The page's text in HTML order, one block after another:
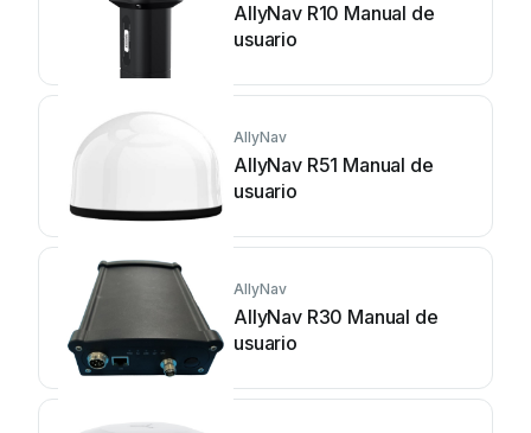
AllyNav R10 Manual de
usuario
AllyNav
AllyNav R51 Manual de
usuario
AllyNav
AllyNav R30 Manual de
usuario